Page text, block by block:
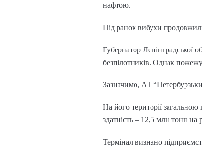
нафтою.
Під ранок вибухи
Губернатор Ленінградської
безпілотників. Однак
Зазначимо, АТ
На його території
здатність – 12,5 млн тонн на
Термінал визнано